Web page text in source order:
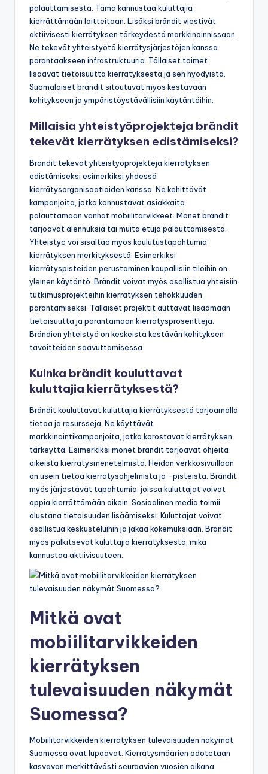
palauttamisesta. Tämä kannustaa kuluttajia
kierrättämään laitteitaan. Lisäksi brändit viestivät
aktiivisesti kierrätyksen tärkeydestä markkinoinnissaan.
Ne tekevät yhteistyötä kierrätysjärjestöjen kanssa
parantaakseen infrastruktuuria. Tällaiset toimet
lisäävät tietoisuutta kierrätyksestä ja sen hyödyistä.
Suomalaiset brändit sitoutuvat myös kestävään
kehitykseen ja ympäristöystävällisiin käytäntöihin.
Millaisia yhteistyöprojekteja brändit
tekevät kierrätyksen edistämiseksi?
Brändit tekevät yhteistyöprojekteja kierrätyksen
edistämiseksi esimerkiksi yhdessä
kierrätysorganisaatioiden kanssa. Ne kehittävät
kampanjoita, jotka kannustavat asiakkaita
palauttamaan vanhat mobiilitarvikkeet. Monet brändit
tarjoavat alennuksia tai muita etuja palauttamisesta.
Yhteistyö voi sisältää myös koulutustapahtumia
kierrätyksen merkityksestä. Esimerkiksi
kierrätyspisteiden perustaminen kaupallisiin tiloihin on
yleinen käytäntö. Brändit voivat myös osallistua yhteisiin
tutkimusprojekteihin kierrätyksen tehokkuuden
parantamiseksi. Tällaiset projektit auttavat lisäämään
tietoisuutta ja parantamaan kierrätysprosentteja.
Brändien yhteistyö on keskeistä kestävän kehityksen
tavoitteiden saavuttamisessa.
Kuinka brändit kouluttavat
kuluttajia kierrätyksestä?
Brändit kouluttavat kuluttajia kierrätyksestä tarjoamalla
tietoa ja resursseja. Ne käyttävät
markkinointikampanjoita, jotka korostavat kierrätyksen
tärkeyttä. Esimerkiksi monet brändit tarjoavat ohjeita
oikeista kierrätysmenetelmistä. Heidän verkkosivuillaan
on usein tietoa kierrätysohjelmista ja -pisteistä. Brändit
myös järjestävät tapahtumia, joissa kuluttajat voivat
oppia kierrättämään oikein. Sosiaalinen media toimii
alustana tietoisuuden lisäämiseksi. Kuluttajat voivat
osallistua keskusteluihin ja jakaa kokemuksiaan. Brändit
myös palkitsevat kuluttajia kierrätyksestä, mikä
kannustaa aktiivisuuteen.
Mitkä ovat
mobiilitarvikkeiden
kierrätyksen
tulevaisuuden näkymät
Suomessa?
Mobiilitarvikkeiden kierrätyksen tulevaisuuden näkymät
Suomessa ovat lupaavat. Kierrätysmäärien odotetaan
kasvavan merkittävästi seuraavien vuosien aikana.